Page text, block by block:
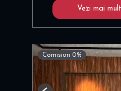
Vezi mai
Comision 0%